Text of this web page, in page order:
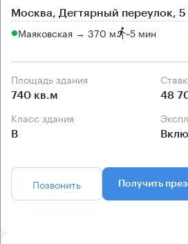
Москва, Дегтярный переулок, 5
Маяковская → 370 м ~5 мин
Площадь здания
740 кв.м 48
Класс здания
B
Позвонить Получить